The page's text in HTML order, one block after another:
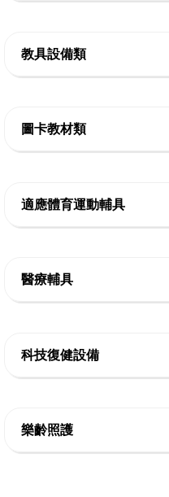
◇平衡
◇團體活動
◇感官刺激
教具設備類
◇邏輯思考教具
◇美勞創作教具
◇教室設備
圖卡教材類
◇口語表達
◇情緒表達
適應體育運動輔具
◇復健運動三輪車
◇Boccia 地板滾球
◇智能科技設備
醫療輔具
◇休閒育樂輔具
◇站立架
科技復健設備
◇復健治療設備
樂齡照護